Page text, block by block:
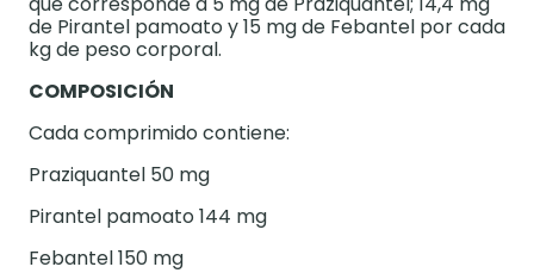
de Pirantel pamoato y 15 mg de Febantel por cada
kg de peso corporal.
COMPOSICIÓN
Cada comprimido contiene:
Praziquantel 50 mg
Pirantel pamoato 144 mg
Febantel 150 mg